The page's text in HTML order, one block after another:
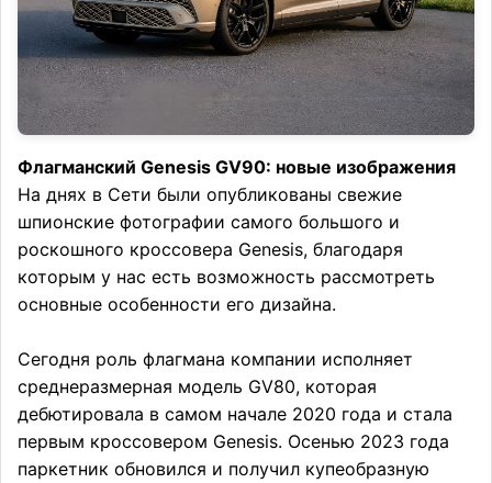
Флагманский Genesis GV90: новые изображения
На днях в Сети были опубликованы свежие
шпионские фотографии самого большого и
роскошного кроссовера Genesis, благодаря
которым у нас есть возможность рассмотреть
основные особенности его дизайна.
Сегодня роль флагмана компании исполняет
среднеразмерная модель GV80, которая
дебютировала в самом начале 2020 года и стала
первым кроссовером Genesis. Осенью 2023 года
паркетник обновился и получил купеобразную